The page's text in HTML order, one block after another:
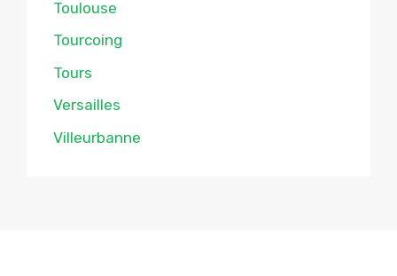
Toulouse
Tourcoing
Tours
Versailles
Villeurbanne